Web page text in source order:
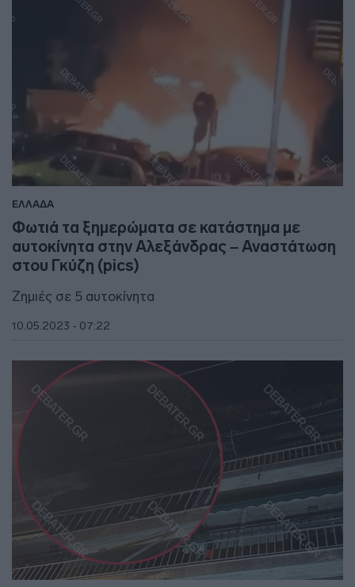
ΕΛΛΑΔΑ
Φωτιά τα ξημερώματα σε κατάστημα με
αυτοκίνητα στην Αλεξάνδρας – Αναστάτωση
στου Γκύζη (pics)
Ζημιές σε 5 αυτοκίνητα
10.05.2023 - 07:22